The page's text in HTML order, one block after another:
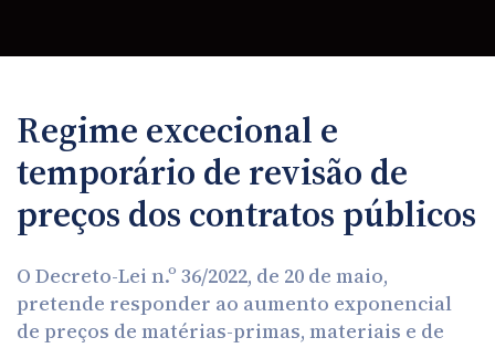
Regime excecional e
temporário de revisão de
preços dos contratos públicos
O Decreto-Lei n.º 36/2022, de 20 de maio,
pretende responder ao aumento exponencial
de preços de matérias-primas, materiais e de